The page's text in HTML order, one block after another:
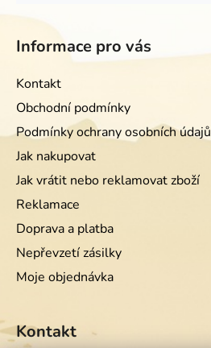
Informace pro vás
Kontakt
Obchodní podmínky
Podmínky ochrany osobních údajů
Jak nakupovat
Jak vrátit nebo reklamovat zboží
Reklamace
Doprava a platba
Nepřevzetí zásilky
Moje objednávka
Kontakt